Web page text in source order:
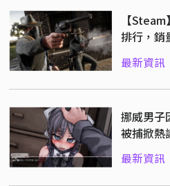
【
排行，銷
最新資訊
挪威男子
被捕掀熱
「低俗版
最新資訊